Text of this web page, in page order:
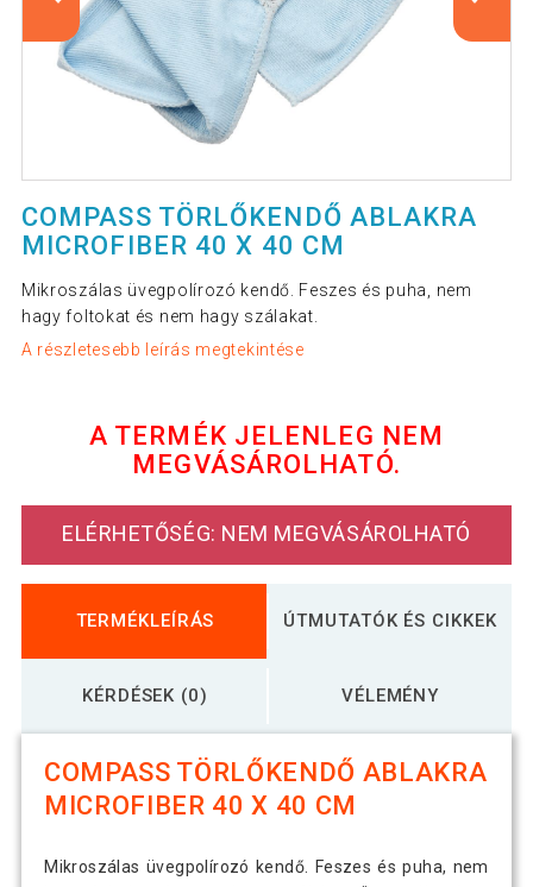
COMPASS TÖRLŐKENDŐ ABLAKRA
MICROFIBER 40 X 40 CM
Mikroszálas üvegpolírozó kendő. Feszes és puha, nem
hagy foltokat és nem hagy szálakat.
A részletesebb leírás megtekintése
A TERMÉK JELENLEG NEM
MEGVÁSÁROLHATÓ.
ELÉRHETŐSÉG: NEM MEGVÁSÁROLHATÓ
TERMÉKLEÍRÁS ÚTMUTATÓK ÉS CIKKEK
KÉRDÉSEK (0) VÉLEMÉNY
COMPASS TÖRLŐKENDŐ ABLAKRA
MICROFIBER 40 X 40 CM
Mikroszálas üvegpolírozó kendő. Feszes és puha, nem